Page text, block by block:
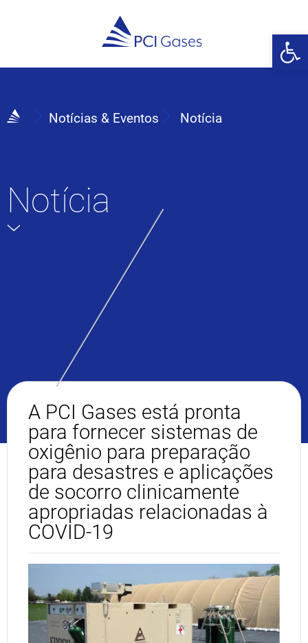
Notícias & Eventos Notícia
Notícia
A PCI Gases está pronta
para fornecer sistemas de
oxigênio para preparação
para desastres e aplicações
de socorro clinicamente
apropriadas relacionadas à
COVID-19
Abrir